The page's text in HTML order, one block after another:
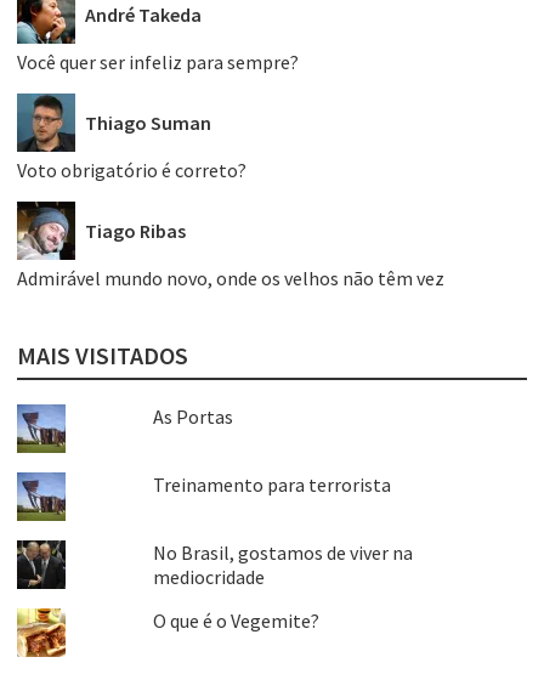
André Takeda
Você quer ser infeliz para sempre?
Thiago Suman
Voto obrigatório é correto?
Tiago Ribas
Admirável mundo novo, onde os velhos não têm vez
MAIS VISITADOS
As Portas
Treinamento para terrorista
No Brasil, gostamos de viver na
mediocridade
O que é o Vegemite?